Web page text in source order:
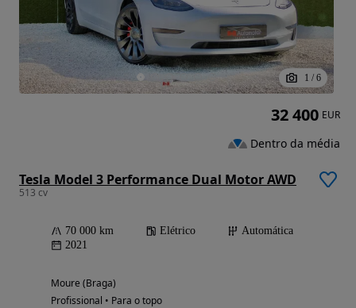
1 / 6
Tesla Model 3 Performance Dual Motor AWD
513 cv
70 000 km Elétrico
Automática
2021
Moure (Braga)
Profissional • Para o topo
32 400 EUR
Dentro da média